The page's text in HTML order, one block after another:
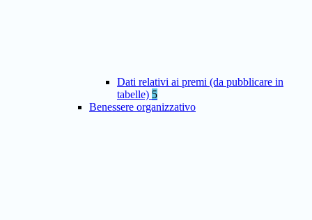
Dati relativi ai premi (da pubblicare in
tabelle) 5
Benessere organizzativo